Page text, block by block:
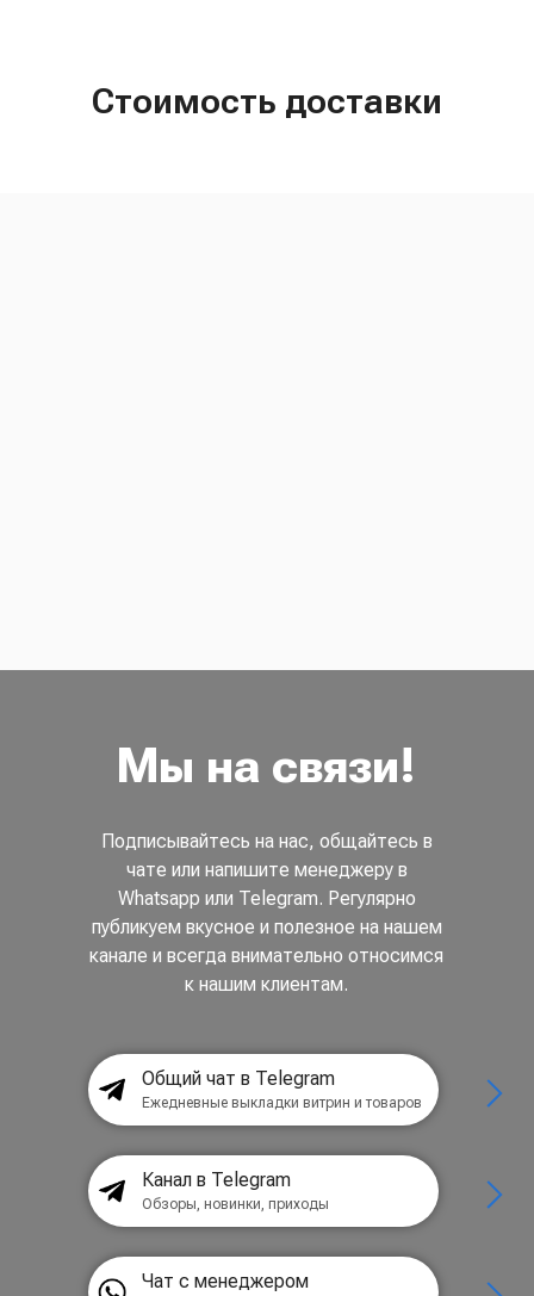
Стоимость доставки
Мы на связи!
Подписывайтесь на нас, общайтесь в
чате или напишите менеджеру в
Whatsapp или Telegram. Регулярно
публикуем вкусное и полезное на нашем
канале и всегда внимательно относимся
к нашим клиентам.
Общий чат в Telegram
Ежедневные выкладки витрин и товаров
Канал в Telegram
Обзоры, новинки, приходы
Чат с менеджером